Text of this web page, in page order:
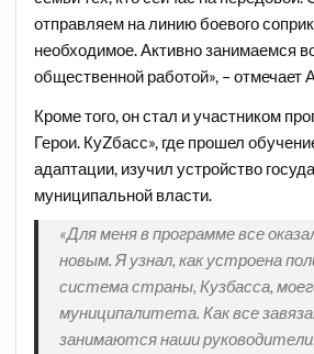
отправляем на линию боевого
необходимое. Активно занимаемся
общественной работой», – отмечает
Кроме того, он стал и участником
Герои. КуZбасс», где прошел
адаптации, изучил устройство
муниципальной власти.
«Для меня в программе все
новым. Я узнал, как устроена
система страны, Кузбасса,
муниципалитета. Как все
занимаются наши